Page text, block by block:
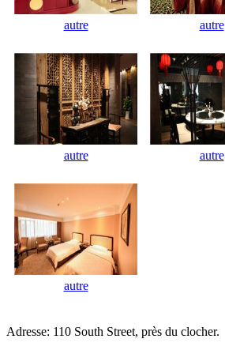
autre autre
autre autre
autre
Adresse: 110 South Street, près du clocher.